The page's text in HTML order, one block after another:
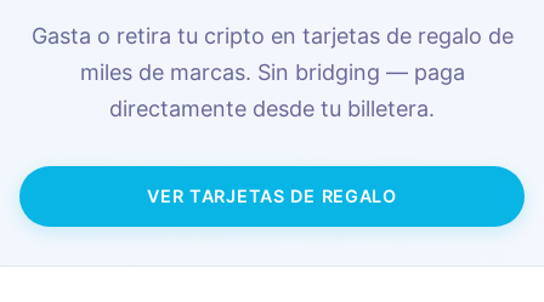
Gasta o retira tu cripto en tarjetas de regalo de
miles de marcas. Sin bridging — paga
directamente desde tu billetera.
VER TARJETAS DE REGALO